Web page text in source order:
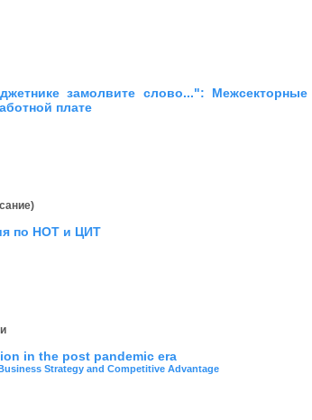
замолвите слово...": Межсекторные
плате
по НОТ и ЦИТ
in the post pandemic era
Strategy and Competitive Advantage